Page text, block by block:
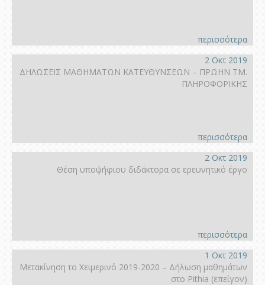
περισσότερα
2 Οκτ 2019
ΔΗΛΩΣΕΙΣ ΜΑΘΗΜΑΤΩΝ ΚΑΤΕΥΘΥΝΣΕΩΝ – ΠΡΩΗΝ ΤΜ.
ΠΛΗΡΟΦΟΡΙΚΗΣ
περισσότερα
2 Οκτ 2019
Θέση υποψήφιου διδάκτορα σε ερευνητικό έργο
περισσότερα
1 Οκτ 2019
Μετακίνηση το Χειμερινό 2019-2020 – Δήλωση μαθημάτων
στο Pithia (επείγον)